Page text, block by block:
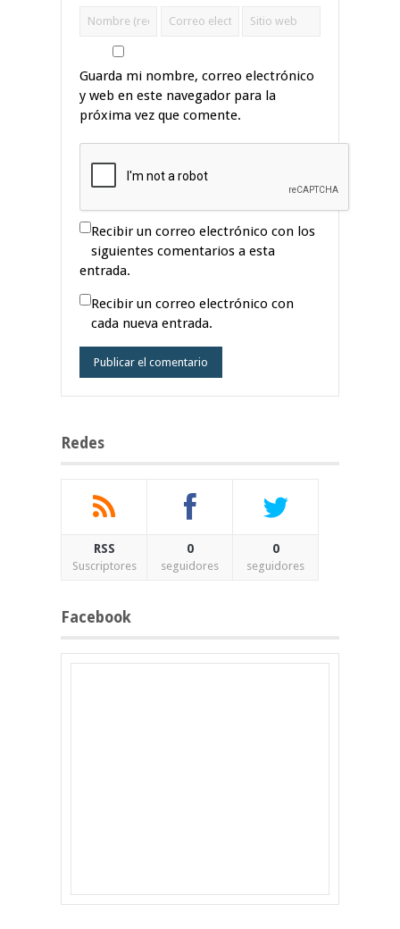
Guarda mi nombre, correo electrónico
y web en este navegador para la
próxima vez que comente.
Recibir un correo electrónico con los
siguientes comentarios a esta
entrada.
Recibir un correo electrónico con
cada nueva entrada.
Redes
RSS
Suscriptores
0
seguidores
0
seguidores
Facebook